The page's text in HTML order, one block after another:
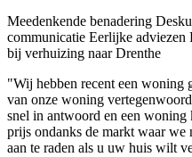
Meedenkende benadering
communicatie Eerlijke adviezen
bij verhuizing naar Drenthe
"Wij hebben recent een woning
van onze woning
snel in antwoord en een woning
prijs ondanks de markt waar we
aan te raden als u uw huis wilt